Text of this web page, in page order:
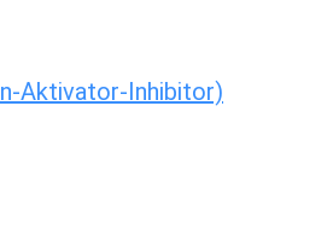
Aktivator-Inhibitor)